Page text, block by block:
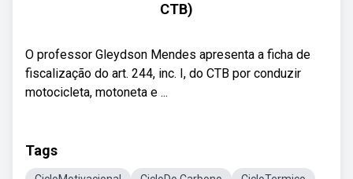
CTB)
O professor Gleydson Mendes apresenta a ficha de
fiscalização do art. 244, inc. I, do CTB por conduzir
motocicleta, motoneta e ...
Tags